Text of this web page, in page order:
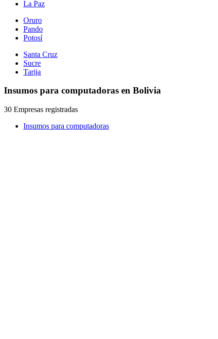
La Paz
Oruro
Pando
Potosí
Santa Cruz
Sucre
Tarija
Insumos para computadoras en Bolivia
30 Empresas registradas
Insumos para computadoras